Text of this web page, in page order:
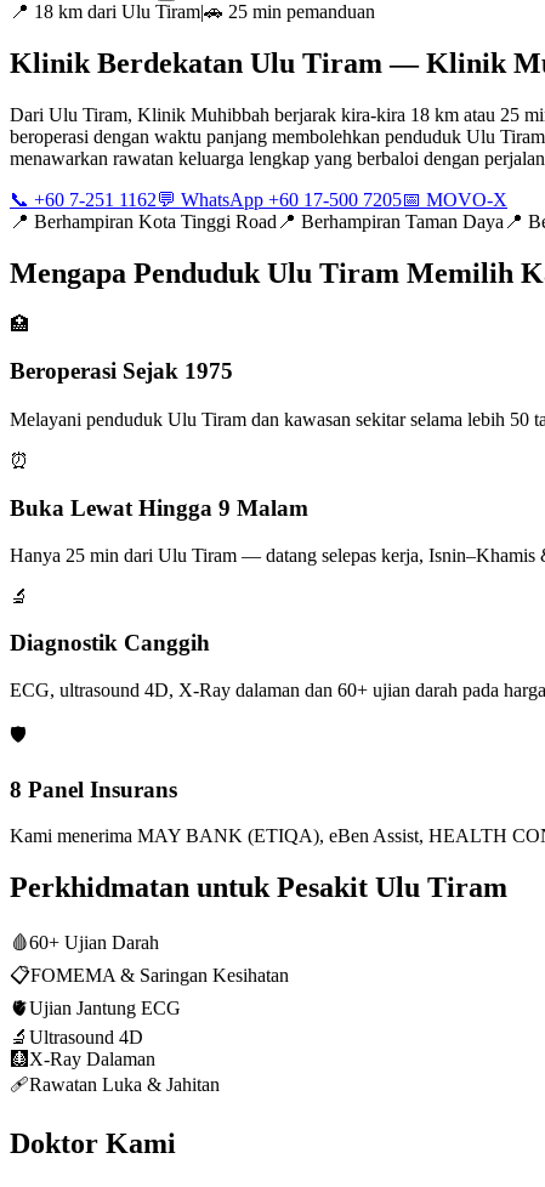
📍 18 km dari Ulu Tiram|🚗 25 min pemanduan
Klinik Berdekatan Ulu Tiram — Klinik
Dari Ulu Tiram, Klinik Muhibbah berjarak kira-kira 18 km atau 25
beroperasi dengan waktu panjang membolehkan penduduk Ulu
menawarkan rawatan keluarga lengkap yang berbaloi dengan
📞 +60 7-251 1162💬 WhatsApp +60 17-500 7205📅 MOVO-X
📍 Berhampiran Kota Tinggi Road 📍 Berhampiran Taman Daya 📍
Mengapa Penduduk Ulu Tiram Memilih
🏥
Beroperasi Sejak 1975
Melayani penduduk Ulu Tiram dan kawasan sekitar selama lebih 50
⏰
Buka Lewat Hingga 9 Malam
Hanya 25 min dari Ulu Tiram — datang selepas kerja, Isnin–Khamis
🔬
Diagnostik Canggih
ECG, ultrasound 4D, X-Ray dalaman dan 60+ ujian darah pada
🛡️
8 Panel Insurans
Kami menerima MAY BANK (ETIQA), eBen Assist, HEALTH
Perkhidmatan untuk Pesakit Ulu Tiram
🩸60+ Ujian Darah
📋FOMEMA & Saringan Kesihatan
🫀Ujian Jantung ECG
🔬 Ultrasound 4D
🩻 X-Ray Dalaman
🩹Rawatan Luka & Jahitan
Doktor Kami